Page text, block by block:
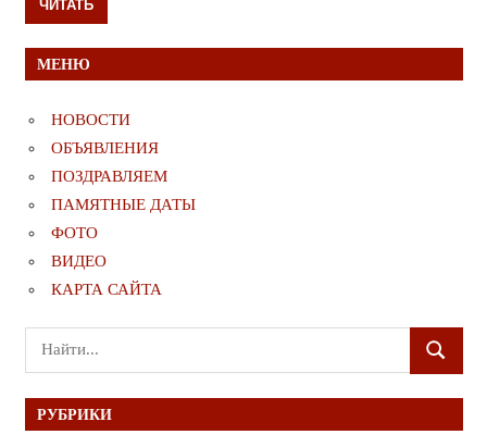
ЧИТАТЬ
МЕНЮ
НОВОСТИ
ОБЪЯВЛЕНИЯ
ПОЗДРАВЛЯЕМ
ПАМЯТНЫЕ ДАТЫ
ФОТО
ВИДЕО
КАРТА САЙТА
Поиск
для:
ПОИСК
РУБРИКИ